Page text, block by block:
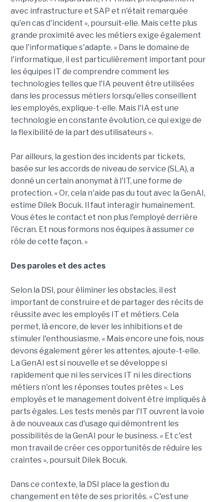
avec infrastructure et SAP et n'était remarquée
qu'en cas d'incident », poursuit-elle. Mais cette plus
grande proximité avec les métiers exige également
que l'informatique s'adapte. « Dans le domaine de
l'informatique, il est particulièrement important pour
les équipes IT de comprendre comment les
technologies telles que l'IA peuvent être utilisées
dans les processus métiers lorsqu'elles conseillent
les employés, explique-t-elle. Mais l'IA est une
technologie en constante évolution, ce qui exige de
la flexibilité de la part des utilisateurs ».
Par ailleurs, la gestion des incidents par tickets,
basée sur les accords de niveau de service (SLA), a
donné un certain anonymat à l'IT, une forme de
protection. « Or, cela n'aide pas du tout avec la GenAI,
estime Dilek Bocuk. Il faut interagir humainement.
Vous êtes le contact et non plus l'employé derrière
l'écran. Et nous formons nos équipes à assumer ce
rôle de cette façon. »
Des paroles et des actes
Selon la DSI, pour éliminer les obstacles, il est
important de construire et de partager des récits de
réussite avec les employés IT et métiers. Cela
permet, là encore, de lever les inhibitions et de
stimuler l'enthousiasme. « Mais encore une fois, nous
devons également gérer les attentes, ajoute-t-elle.
La GenAI est si nouvelle et se développe si
rapidement que ni les services IT ni les directions
métiers n'ont les réponses toutes prêtes ». Les
employés et le management doivent être impliqués à
parts égales. Les tests menés par l'IT ouvrent la voie
à de nouveaux cas d'usage qui démontrent les
possibilités de la GenAI pour le business. « Et c'est
mon travail de créer ces opportunités de réduire les
craintes », poursuit Dilek Bocuk.
Dans ce contexte, la DSI place la gestion du
changement en tête de ses priorités. « C'est une